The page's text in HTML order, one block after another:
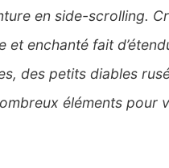
en side-scrolling.
et enchanté fait
des petits diables
éléments pour